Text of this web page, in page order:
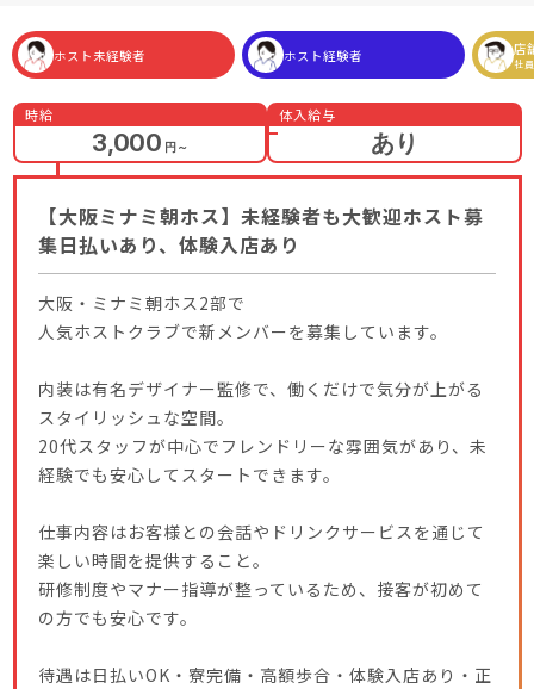
ホスト未経験者 ホスト経験者 店
社員
時給
3,000 円～
体入給与
あり
【大阪ミナミ朝ホス】未経験者も大歓迎ホスト募
集日払いあり、体験入店あり
大阪・ミナミ朝ホス2部で
人気ホストクラブで新メンバーを募集しています。
内装は有名デザイナー監修で、働くだけで気分が上がる
スタイリッシュな空間。
20代スタッフが中心でフレンドリーな雰囲気があり、未
経験でも安心してスタートできます。
仕事内容はお客様との会話やドリンクサービスを通じて
楽しい時間を提供すること。
研修制度やマナー指導が整っているため、接客が初めて
の方でも安心です。
待遇は日払いOK・寮完備・高額歩合・体験入店あり・正